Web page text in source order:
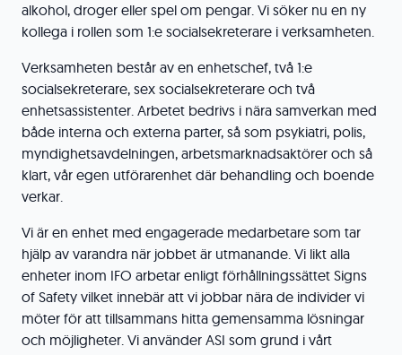
alkohol, droger eller spel om pengar. Vi söker nu en ny
kollega i rollen som 1:e socialsekreterare i verksamheten.
Verksamheten består av en enhetschef, två 1:e
socialsekreterare, sex socialsekreterare och två
enhetsassistenter. Arbetet bedrivs i nära samverkan med
både interna och externa parter, så som psykiatri, polis,
myndighetsavdelningen, arbetsmarknadsaktörer och så
klart, vår egen utförarenhet där behandling och boende
verkar.
Vi är en enhet med engagerade medarbetare som tar
hjälp av varandra när jobbet är utmanande. Vi likt alla
enheter inom IFO arbetar enligt förhållningssättet Signs
of Safety vilket innebär att vi jobbar nära de individer vi
möter för att tillsammans hitta gemensamma lösningar
och möjligheter. Vi använder ASI som grund i vårt